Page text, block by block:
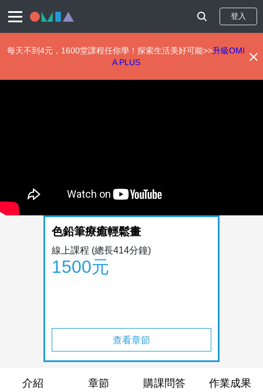
登入
每天不到4元，1600堂課程任你學！探索生活美好可能>>升級OMI
A PLUS
色鉛筆療癒輕鬆畫
線上課程 (總長414分鐘)
1500元
查看章節
介紹 章節 購課問答 作業成果